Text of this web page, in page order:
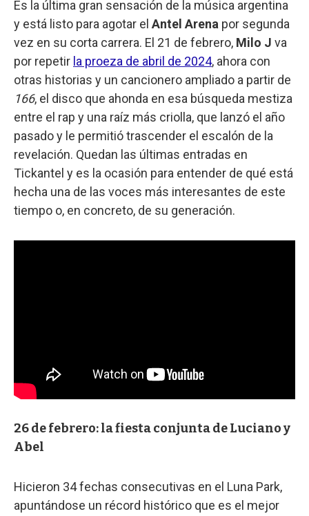
Es la última gran sensación de la música argentina
y está listo para agotar el Antel Arena por segunda
vez en su corta carrera. El 21 de febrero, Milo J va
por repetir la proeza de abril de 2024, ahora con
otras historias y un cancionero ampliado a partir de
166, el disco que ahonda en esa búsqueda mestiza
entre el rap y una raíz más criolla, que lanzó el año
pasado y le permitió trascender el escalón de la
revelación. Quedan las últimas entradas en
Tickantel y es la ocasión para entender de qué está
hecha una de las voces más interesantes de este
tiempo o, en concreto, de su generación.
26 de febrero: la fiesta conjunta de Luciano y
Abel
Hicieron 34 fechas consecutivas en el Luna Park,
apuntándose un récord histórico que es el mejor